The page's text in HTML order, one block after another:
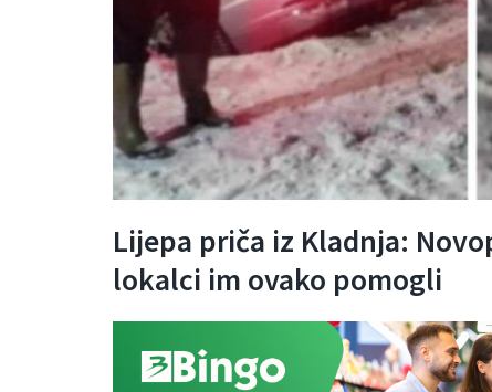
Lijepa priča iz Kladnja:
lokalci im ovako pomogli